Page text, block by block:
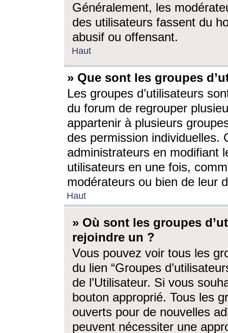
Généralement, les
des utilisateurs fassent du
abusif ou offensant.
Haut
» Que sont les groupes
Les groupes d’utilisateurs
du forum de regrouper
appartenir à plusieurs
des permission individuelles.
administrateurs en modifiant
utilisateurs en une fois,
modérateurs ou bien de leur
Haut
» Où sont les groupes
rejoindre un ?
Vous pouvez voir tous les
du lien “Groupes
de l’Utilisateur. Si vous
bouton approprié. Tous les
ouverts pour de nouvelles
peuvent nécessiter une